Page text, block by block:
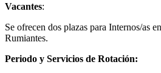
Vacantes:
Se ofrecen dos plazas para Internos/as
Rumiantes.
Periodo y Servicios de Rotación: